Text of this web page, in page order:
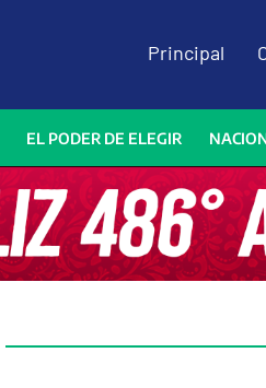
Principal
EL PODER DE ELEGIR